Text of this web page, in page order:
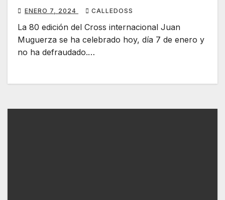
ENERO 7, 2024 CALLEDOSS
La 80 edición del Cross internacional Juan
Muguerza se ha celebrado hoy, día 7 de enero y
no ha defraudado.…